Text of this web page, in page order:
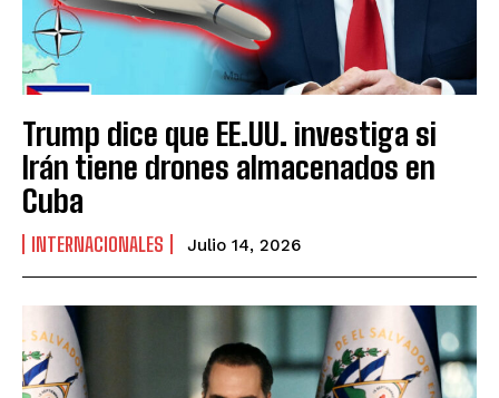
Trump dice que EE.UU. investiga si
Irán tiene drones almacenados en
Cuba
INTERNACIONALES Julio 14, 2026